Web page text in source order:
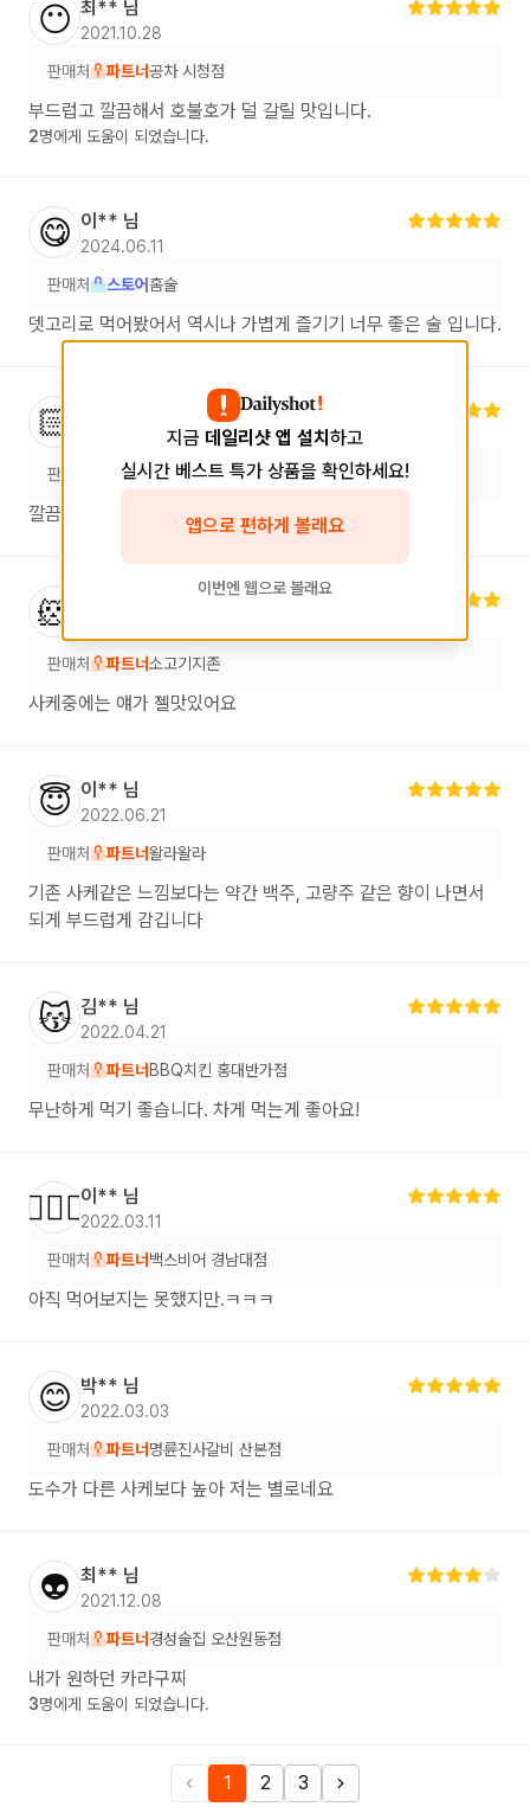
😶 최** 님
2021.10.28
판매처 파트너공차 시청점
부드럽고 깔끔해서 호불호가 덜 갈릴 맛입니다.
2명에게 도움이 되었습니다.
😋 이** 님
2024.06.11
판매처 스토어 홈술
뎃고리로 먹어봤어서 역시나 가볍게 즐기기 너무 좋은 술 입니다.
👩🏻‍💻
판매처 파트너 해누리 등촌역본점
깔끔한 스타일의 가성비 사케를 찾으신다면 추천입니다.
🐹
판매처 파트너소고기지존
사케중에는 얘가 젤맛있어요
😇 이** 님
2022.06.21
판매처 파트너왈라왈라
기존 사케같은 느낌보다는 약간 백주, 고량주 같은 향이 나면서
되게 부드럽게 감깁니다
😽 김** 님
2022.04.21
판매처 파트너 BBQ치킨 홍대반가점
무난하게 먹기 좋습니다. 차게 먹는게 좋아요!
🙋🏻‍♀️이** 님
2022.03.11
판매처 파트너 백스비어 경남대점
아직 먹어보지는 못했지만.ㅋㅋㅋ
😊 박** 님
2022.03.03
판매처 파트너 명륜진사갈비 산본점
도수가 다른 사케보다 높아 저는 별로네요
👽 최** 님
2021.12.08
판매처 파트너 경성술집 오산원동점
내가 원하던 카라구찌
3명에게 도움이 되었습니다.
1 2 3
지금 데일리샷 앱 설치 하고
실시간 베스트 특가 상품을 확인하세요!
앱으로 편하게 볼래요
이번엔 웹으로 볼래요